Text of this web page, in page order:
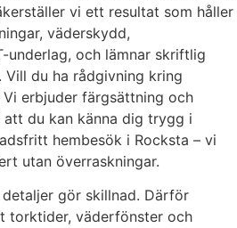
vi ett resultat som håller
väderskydd,
underlag, och lämnar skriftlig
du ha rådgivning kring
erbjuder färgsättning och
du kan känna dig trygg i
hembesök i Rocksta – vi
utan överraskningar.
gör skillnad. Därför
torktider, väderfönster och